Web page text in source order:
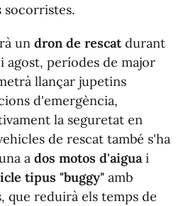
socorristes.
un dron de rescatdurant
agost, períodes de major
llançar jupetins
d'emergència,
la seguretat en
de rescat també s'ha
a dos motos d'aigua i
tipus "buggy" amb
que reduirà els temps de